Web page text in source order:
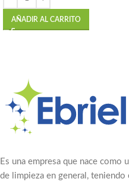
AÑADIR AL CARRITO
Es una empresa que nace como
de limpieza en general,